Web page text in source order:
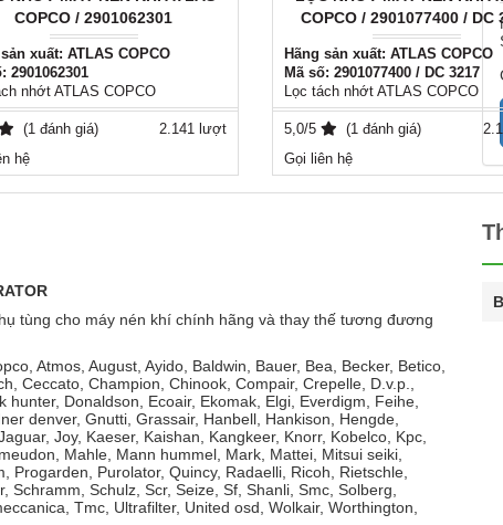
COPCO / 2901062301
xuất: ATLAS COPCO
2901062301
nhớt ATLAS COPCO
Italy - EU / AYIDO
thay thế tương đương cho tất
sử dụng 4000h - 8000h
(1 đánh giá)
2.141 lượt
hệ
COPCO / 2901077400 / DC
Hãng sản xuất: ATLAS COPCO
Mã số: 2901077400 / DC 3217
Lọc tách nhớt ATLAS COPCO
Xuất xứ: Italy - EU / AYIDO
Phụ tùng thay thế tương đương
Thời gian sử dụng 4000h - 8000h
5,0/5 (1 đánh giá)
Gọi liên hệ
tùng cho máy nén khí chính hãng và thay thế tương đương
Atmos, August, Ayido, Baldwin, Bauer, Bea, Becker, Betico,
Ceccato, Champion, Chinook, Compair, Crepelle, D.v.p.,
Donaldson, Ecoair, Ekomak, Elgi, Everdigm, Feihe,
denver, Gnutti, Grassair, Hanbell, Hankison, Hengde,
Joy, Kaeser, Kaishan, Kangkeer, Knorr, Kobelco, Kpc,
Mahle, Mann hummel, Mark, Mattei, Mitsui seiki,
Progarden, Purolator, Quincy, Radaelli, Ricoh, Rietschle,
Schulz, Scr, Seize, Sf, Shanli, Smc, Solberg,
Tmc, Ultrafilter, United osd, Wolkair, Worthington,